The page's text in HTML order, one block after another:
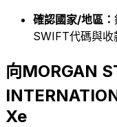
確認國家/地區：
SWIFT代碼與收
向MORGAN
Xe